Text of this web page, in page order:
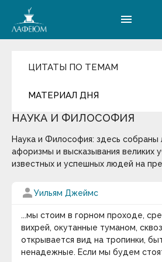
menu
ЦИТАТЫ ПО ТЕМАМ
Достижения
Компетентность
Мировоззрение
Мораль
Окружение и Общение
Самоконтроль
Способности
Эрудиция
Общество
Оптимизм
НАУКА И ФИЛОСОФИЯ
Наука и Философия: здесь собраны
афоризмы и высказывания великих
известных и успешных людей на
personУильям Джеймс
...мы стоим в горном проходе,
вихрей, окутанные туманом,
открывается вид на тропинки,
ненадежные. Если мы будем
МАТЕРИАЛ ДНЯ
Андрей Кнышев
Сегодня ему исполнилось бы 500
Термин дня
Массовые вымирания—